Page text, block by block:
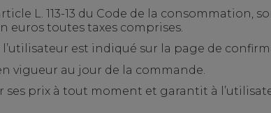
L. 113-13 du Code de la consommation,
euros toutes taxes comprises.
est indiqué sur la page de
vigueur au jour de la commande.
ses prix à tout moment et garantit à